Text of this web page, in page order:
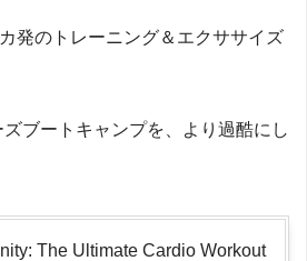
発のトレーニング＆エクササイズ
ブートキャンプを、より過酷にし
The Ultimate Cardio Workout